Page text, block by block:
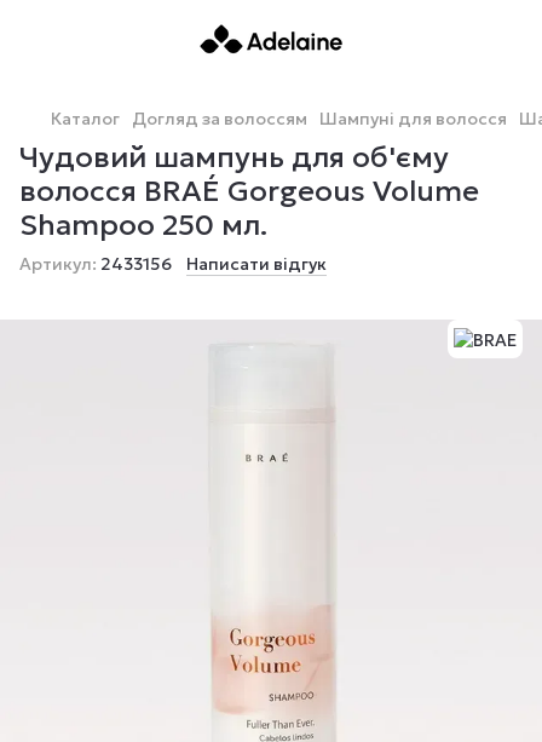
Каталог Догляд за волоссям Шампуні для волосся
Чудовий шампунь для об'єму
волосся BRAÉ Gorgeous Volume
Shampoo 250 мл.
Артикул: 2433156 Написати відгук